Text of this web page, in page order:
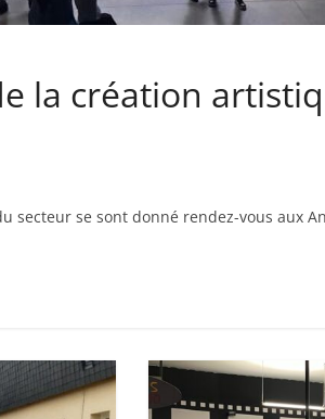
la création
secteur se sont donné rendez-vous aux